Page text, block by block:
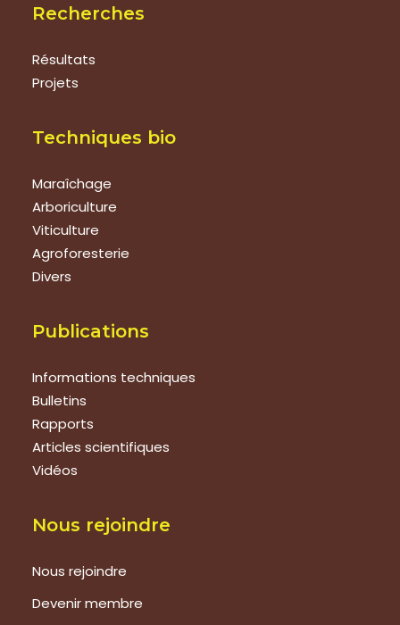
Recherches
Résultats
Projets
Techniques bio
Maraîchage
Arboriculture
Viticulture
Agroforesterie
Divers
Publications
Informations techniques
Bulletins
Rapports
Articles scientifiques
Vidéos
Nous rejoindre
Nous rejoindre
Devenir membre